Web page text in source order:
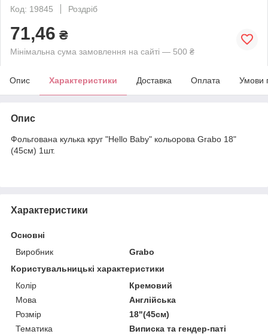
Код: 19845
Роздріб
71,46 ₴
Мінімальна сума замовлення на сайті — 500 ₴
Опис Характеристики Доставка Оплата Умови
Опис
Фольгована кулька круг "Hello Baby" кольорова Grabo 18"
(45см) 1шт.
Характеристики
Основні
Виробник
Grabo
Користувальницькі характеристики
Колір
Кремовий
Мова
Англійська
Розмір
18"(45см)
Тематика
Виписка та гендер-паті